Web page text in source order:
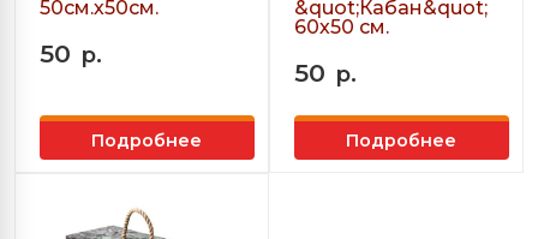
50см.х50см.
50 р.
Подробнее
&quot;Кабан&quot;
60х50 см.
50 р.
Подробнее